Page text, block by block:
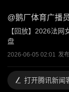
@鹅厂体育广播员
【回放】2026法
盘
2026-06-05 02:01 发
打开腾讯新闻